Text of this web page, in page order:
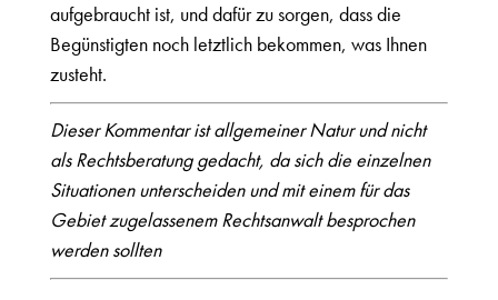
aufgebraucht ist, und dafür zu sorgen, dass die
Begünstigten noch letztlich bekommen, was Ihnen
zusteht.
Dieser Kommentar ist allgemeiner Natur und nicht
als Rechtsberatung gedacht, da sich die einzelnen
Situationen unterscheiden und mit einem für das
Gebiet zugelassenem Rechtsanwalt besprochen
werden sollten